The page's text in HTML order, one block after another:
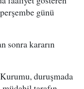
günü
sonra kararın
duruşmada